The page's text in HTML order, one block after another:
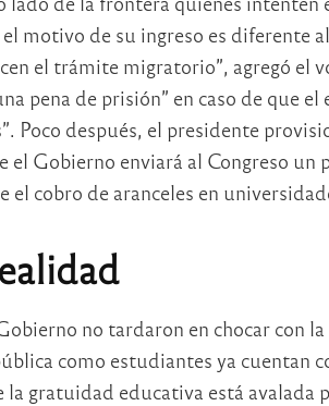
el motivo de su ingreso es diferente
el trámite migratorio”, agregó el
pena de prisión” en caso de que el
Poco después, el presidente
Gobierno enviará al Congreso un
cobro de aranceles en
no tardaron en chocar con
como estudiantes ya cuentan
gratuidad educativa está avalada